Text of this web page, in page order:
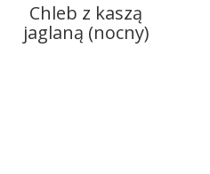
Chleb z kaszą
jaglaną (nocny)